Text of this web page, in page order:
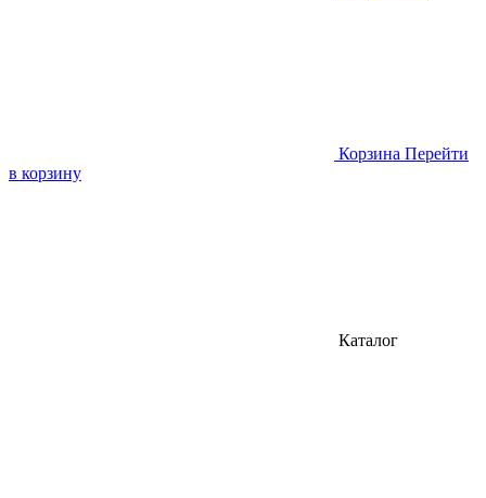
Корзина Перейти
в корзину
Каталог